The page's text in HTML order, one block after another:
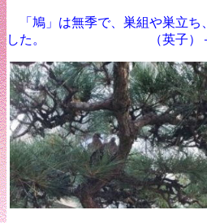
「鳩」は無季で、巣組や巣立
した。 （英子）